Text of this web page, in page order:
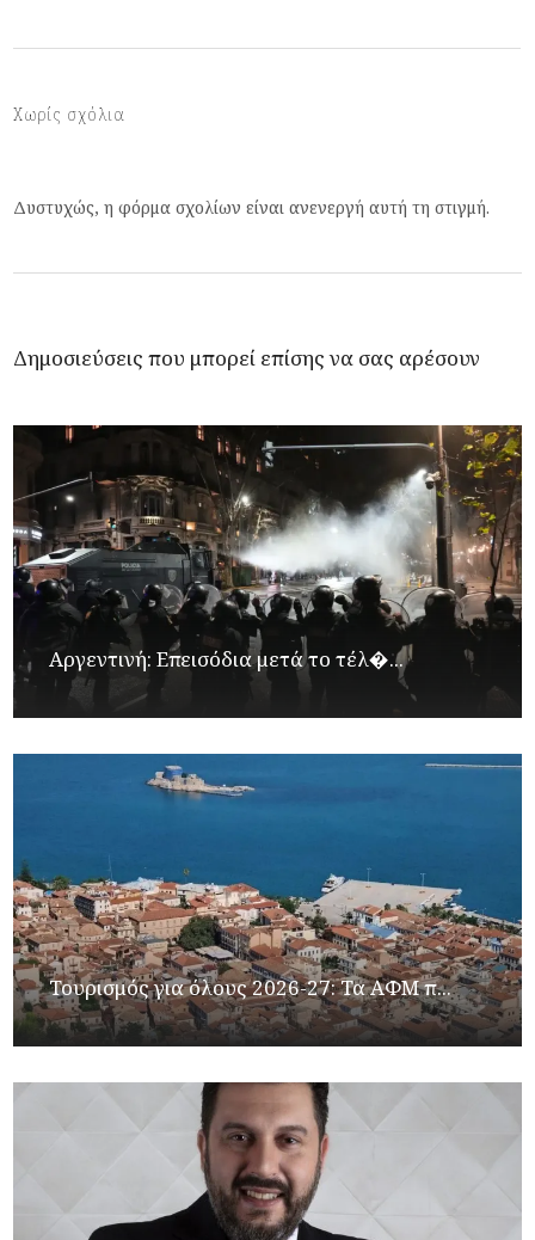
Χωρίς σχόλια
Δυστυχώς, η φόρμα σχολίων είναι ανενεργή αυτή τη στιγμή.
Δημοσιεύσεις που μπορεί επίσης να σας αρέσουν
Αργεντινή: Επεισόδια μετά το τέλ�...
Τουρισμός για όλους 2026-27: Τα ΑΦΜ π...